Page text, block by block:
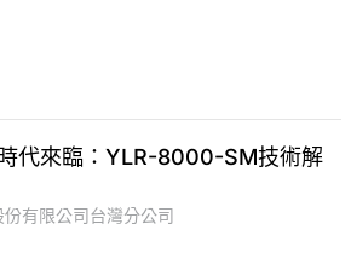
代來臨：YLR-8000-SM技術解
有限公司台灣分公司